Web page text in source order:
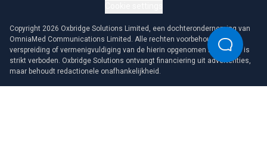
Copyright 2026 Oxbridge Solutions Limited, een dochteronderneming van
OmniaMed Communications Limited. Alle rechten voorbehouden. Elke
verspreiding of vermenigvuldiging van de hierin opgenomen informatie is
strikt verboden. Oxbridge Solutions ontvangt financiering uit advertenties,
maar behoudt redactionele onafhankelijkheid.